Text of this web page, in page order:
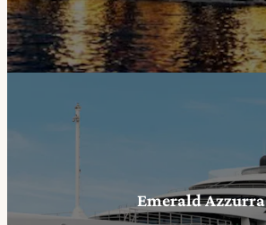
Emerald Azzurra